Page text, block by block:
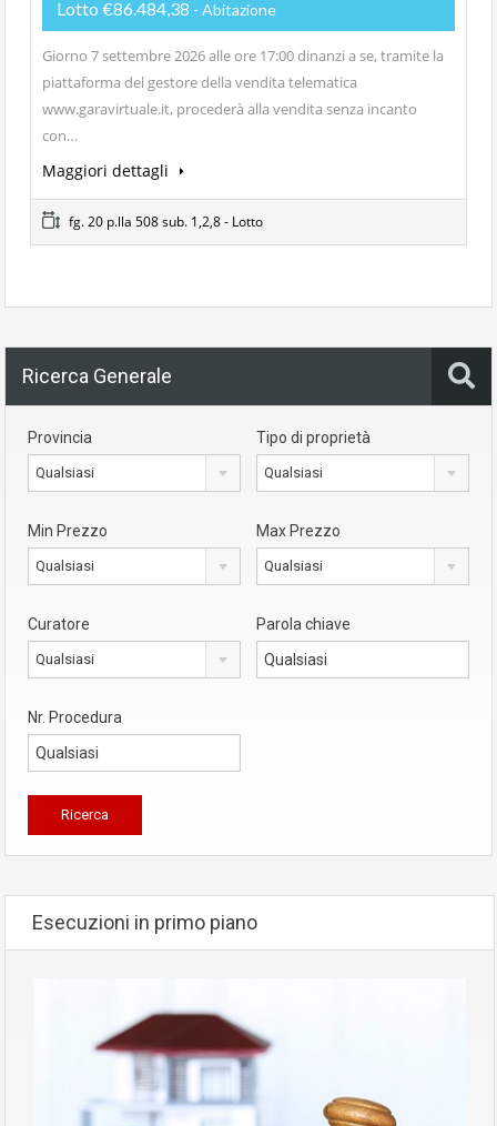
Lotto €86.484,38 - Abitazione
Giorno 7 settembre 2026 alle ore 17:00 dinanzi a se, tramite la
piattaforma del gestore della vendita telematica
www.garavirtuale.it, procederà alla vendita senza incanto
con…
Maggiori dettagli
fg. 20 p.lla 508 sub. 1,2,8 - Lotto
Ricerca Generale
Provincia
Qualsiasi
Tipo di proprietà
Qualsiasi
Min Prezzo
Qualsiasi
Max Prezzo
Qualsiasi
Curatore
Qualsiasi
Parola chiave
Nr. Procedura
Esecuzioni in primo piano